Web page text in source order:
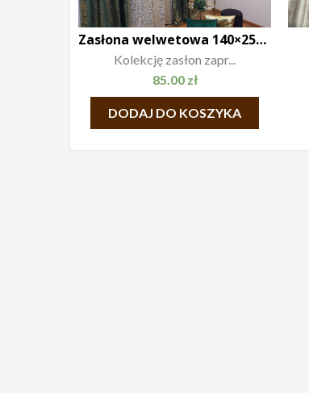
Zasłona welwetowa 140×250 Glam
Kolekcję zasłon zapr...
85.00 zł
DODAJ DO KOSZYKA